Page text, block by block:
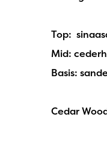
Top:
Mid:
Basis:
Cedar